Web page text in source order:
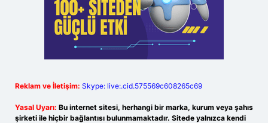
Reklam ve İletişim: Skype: live:.cid.575569c608265c69
Yasal Uyarı: Bu internet sitesi, herhangi bir marka, kurum veya şahıs
şirketi ile hiçbir bağlantısı bulunmamaktadır. Sitede yalnızca kendi